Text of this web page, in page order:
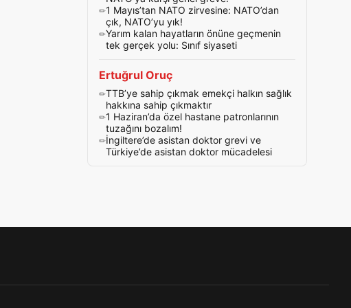
1 Mayıs’tan NATO zirvesine: NATO’dan
çık, NATO’yu yık!
Yarım kalan hayatların önüne geçmenin
tek gerçek yolu: Sınıf siyaseti
Ertuğrul Oruç
TTB’ye sahip çıkmak emekçi halkın sağlık
hakkına sahip çıkmaktır
1 Haziran’da özel hastane patronlarının
tuzağını bozalım!
İngiltere’de asistan doktor grevi ve
Türkiye’de asistan doktor mücadelesi